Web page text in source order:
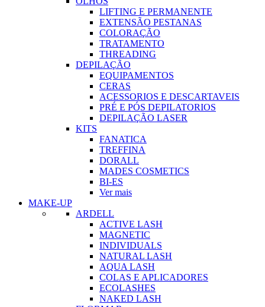
LIFTING E PERMANENTE
EXTENSÃO PESTANAS
COLORAÇÃO
TRATAMENTO
THREADING
DEPILAÇÃO
EQUIPAMENTOS
CERAS
ACESSORIOS E DESCARTAVEIS
PRÉ E PÓS DEPILATORIOS
DEPILAÇÃO LASER
KITS
FANATICA
TREFFINA
DORALL
MADES COSMETICS
BI-ES
Ver mais
MAKE-UP
ARDELL
ACTIVE LASH
MAGNETIC
INDIVIDUALS
NATURAL LASH
AQUA LASH
COLAS E APLICADORES
ECOLASHES
NAKED LASH